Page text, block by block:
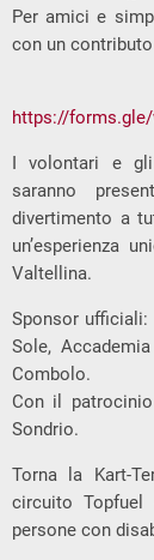
Per amici e
con un
https://forms.gle/
I volontari e gli
saranno
divertimento a
un’esperienza
Valtellina.
Sponsor ufficiali:
Sole,
Combolo.
Con il
Sondrio.
Torna la Kart-
circuito
persone con